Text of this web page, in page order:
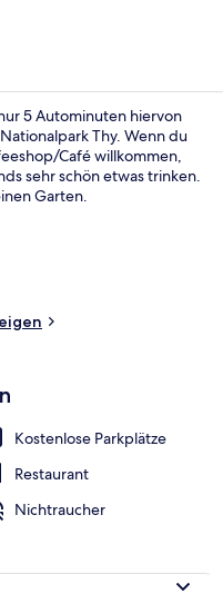
5 Autominuten hiervon
Thy. Wenn du
Café willkommen,
sehr schön etwas trinken.
Garten.
Kostenlose Parkplätze
Restaurant
Nichtraucher